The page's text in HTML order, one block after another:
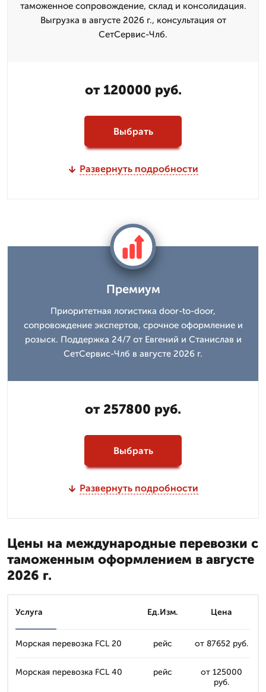
таможенное сопровождение, склад и консолидация.
Выгрузка в августе 2026 г., консультация от
СетСервис-Члб.
от 120000 руб.
Выбрать
Развернуть подробности
Премиум
Приоритетная логистика door-to-door,
сопровождение экспертов, срочное оформление и
розыск. Поддержка 24/7 от Евгений и Станислав и
СетСервис-Члб в августе 2026 г.
от 257800 руб.
Выбрать
Развернуть подробности
Цены на международные перевозки с
таможенным оформлением в августе
2026 г.
Услуга Ед.Изм. Цена
Морская перевозка FCL 20 рейс от 87652 руб.
Морская перевозка FCL 40 рейс
от 125000
руб.